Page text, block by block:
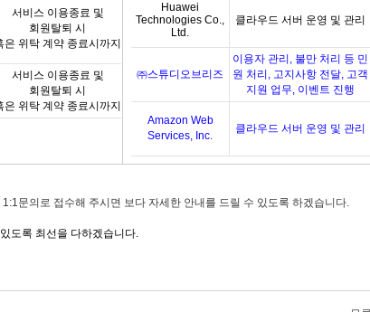
서비스 이용종료 및
회원탈퇴 시
은 위탁 계약 종료시까지
서비스 이용종료 및
회원탈퇴 시
은 위탁 계약 종료시까지
Huawei
Technologies Co.,
Ltd.
클라우드 서버 운영 및 관리
㈜스튜디오브리즈
이용자 관리, 불만 처리 등 민
원 처리, 고지사항 전달, 고객
지원 업무, 이벤트 진행
Amazon Web
Services, Inc.
클라우드 서버 운영 및 관리
문의로 접수해 주시면 보다 자세한 안내를 드릴 수 있도록 하겠습니다.
도록 최선을 다하겠습니다.